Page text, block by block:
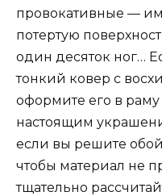
провокативные —
потертую
один десяток ног…
тонкий ковер с
оформите его в раму
настоящим
если вы решите
чтобы материал не
тщательно